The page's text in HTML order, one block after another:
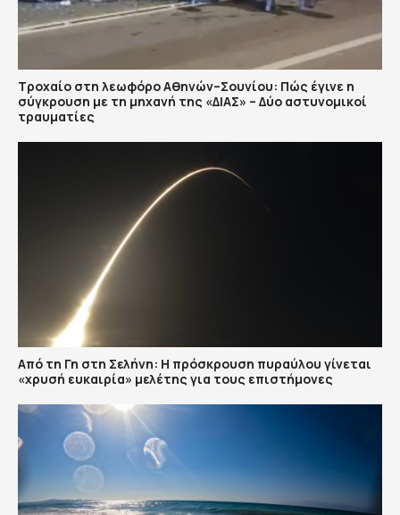
Τροχαίο στη λεωφόρο Αθηνών–Σουνίου: Πώς έγινε η
σύγκρουση με τη μηχανή της «ΔΙΑΣ» – Δύο αστυνομικοί
τραυματίες
Από τη Γη στη Σελήνη: Η πρόσκρουση πυραύλου γίνεται
«χρυσή ευκαιρία» μελέτης για τους επιστήμονες